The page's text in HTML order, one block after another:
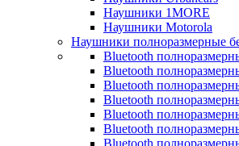
Наушники 1MORE
Наушники Motorola
Наушники полноразмерные
Bluetooth
Bluetooth
Bluetooth
Bluetooth
Bluetooth
Bluetooth
Bluetooth